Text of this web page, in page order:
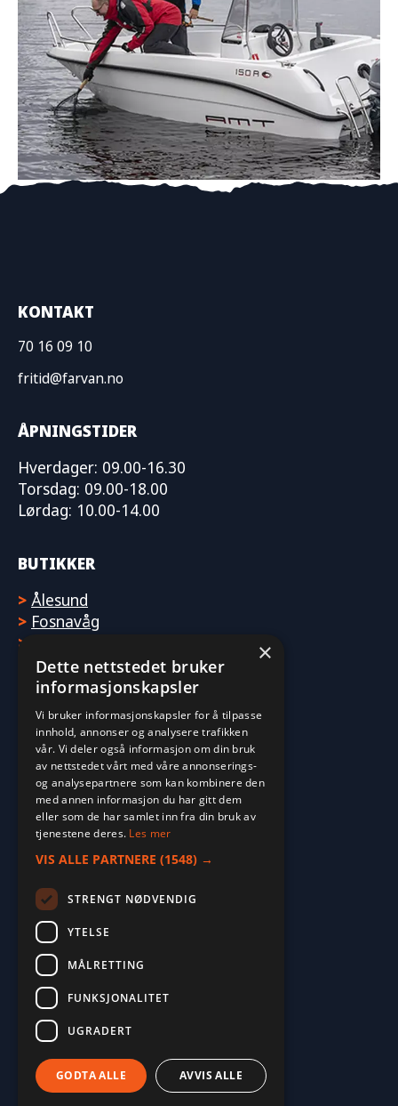
KONTAKT
70 16 09 10
fritid@farvan.no
ÅPNINGSTIDER
Hverdager: 09.00-16.30
Torsdag: 09.00-18.00
Lørdag: 10.00-14.00
BUTIKKER
> Ålesund
> Fosnavåg
>
2026. ALL RIGHTS RESERVED.
POWERED BY EMPORI CMS
×
Dette nettstedet bruker
informasjonskapsler
Vi bruker informasjonskapsler for å tilpasse
innhold, annonser og analysere trafikken
vår. Vi deler også informasjon om din bruk
av nettstedet vårt med våre annonserings-
og analysepartnere som kan kombinere den
med annen informasjon du har gitt dem
eller som de har samlet inn fra din bruk av
tjenestene deres. Les mer
VIS ALLE PARTNERE (1548) →
STRENGT NØDVENDIG
YTELSE
MÅLRETTING
FUNKSJONALITET
UGRADERT
GODTA ALLE AVVIS ALLE